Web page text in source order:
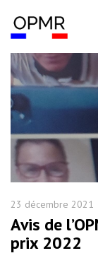
23 décembre 2021
Avis de
prix 2022